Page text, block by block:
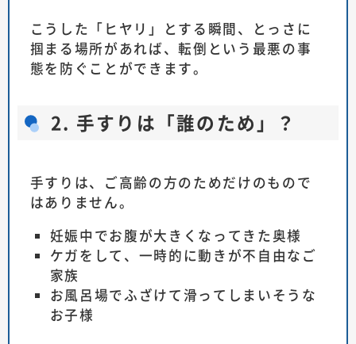
こうした「ヒヤリ」とする瞬間、とっさに
掴まる場所があれば、転倒という最悪の事
態を防ぐことができます。
2. 手すりは「誰のため」？
手すりは、ご高齢の方のためだけのもので
はありません。
妊娠中でお腹が大きくなってきた奥様
ケガをして、一時的に動きが不自由なご
家族
お風呂場でふざけて滑ってしまいそうな
お子様